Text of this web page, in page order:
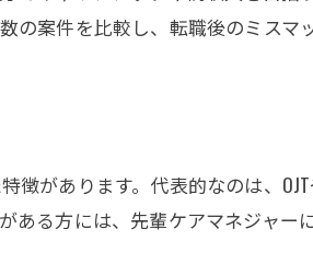
ポイント
ランス
職のコツ
の案件を比較し、転職後のミスマ
があります。代表的なのは、
る方には、先輩ケアマネジャー